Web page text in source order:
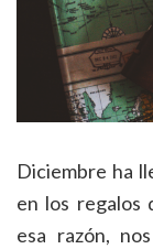
Diciembre ha
en los regalos
esa razón,